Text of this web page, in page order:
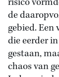
de
gebied. Een
die eerder
gestaan,
chaos van